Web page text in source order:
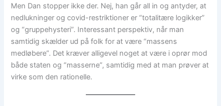
Men Dan stopper ikke der. Nej, han går all in og antyder, at
nedlukninger og covid-restriktioner er “totalitære logikker”
og “gruppehysteri”. Interessant perspektiv, når man
samtidig skælder ud på folk for at være “massens
medløbere”. Det kræver alligevel noget at være i oprør mod
både staten og “masserne”, samtidig med at man prøver at
virke som den rationelle.